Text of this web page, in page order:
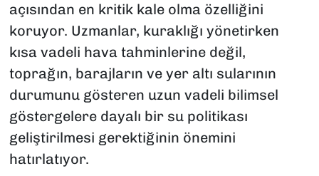
açısından en kritik kale olma özelliğini
koruyor. Uzmanlar, kuraklığı yönetirken
kısa vadeli hava tahminlerine değil,
toprağın, barajların ve yer altı sularının
durumunu gösteren uzun vadeli bilimsel
göstergelere dayalı bir su politikası
geliştirilmesi gerektiğinin önemini
hatırlatıyor.